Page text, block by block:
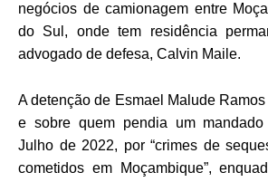
negócios de camionagem entre
do Sul, onde tem residência
advogado de defesa, Calvin Maile.
A detenção de Esmael Malude
e sobre quem pendia um
Julho de 2022, por “crimes de
cometidos em Moçambique”,